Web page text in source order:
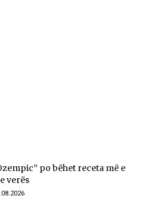
po bëhet receta më e
verës